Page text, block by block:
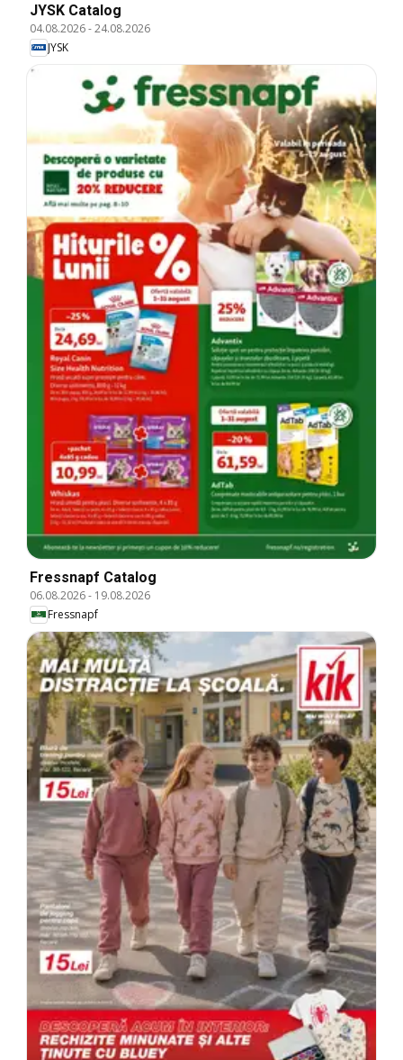
JYSK Catalog
04.08.2026-24.08.2026
JYSK
Fressnapf Catalog
06.08.2026- 19.08.2026
Fressnapf